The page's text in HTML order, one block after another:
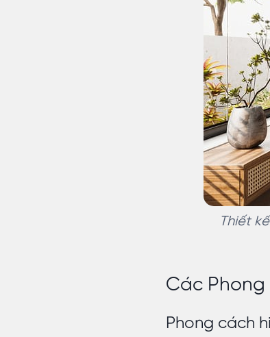
Thiết
Các
Phong cách